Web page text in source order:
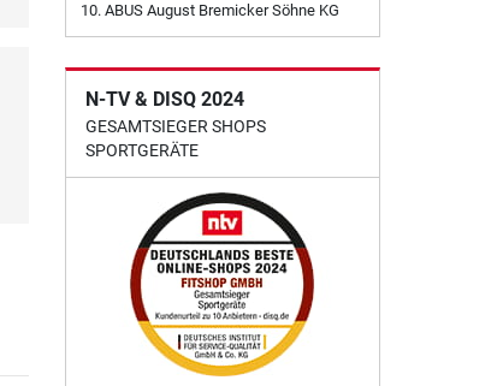
ABUS August Bremicker Söhne KG
N-TV & DISQ 2024
GESAMTSIEGER SHOPS
SPORTGERÄTE